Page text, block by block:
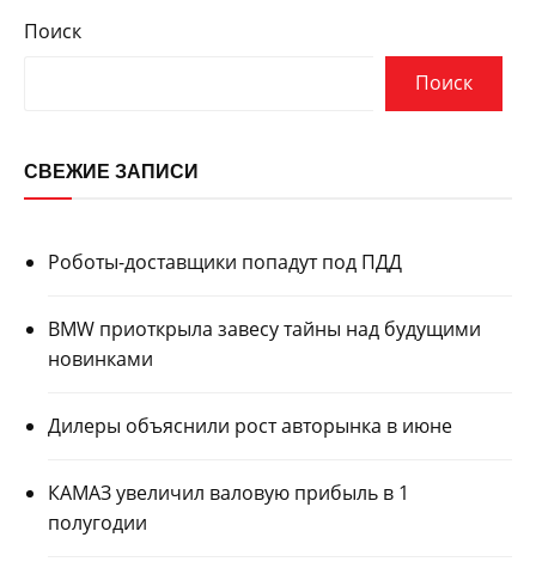
Поиск
Поиск
СВЕЖИЕ ЗАПИСИ
Роботы-доставщики попадут под ПДД
BMW приоткрыла завесу тайны над будущими
новинками
Дилеры объяснили рост авторынка в июне
КАМАЗ увеличил валовую прибыль в 1
полугодии